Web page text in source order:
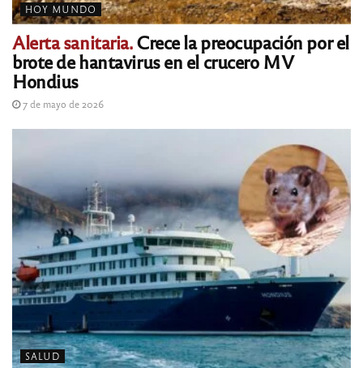
HOY MUNDO
Alerta sanitaria.Crece la preocupación por el
brote de hantavirus en el crucero MV
Hondius
7 de mayo de 2026
SALUD